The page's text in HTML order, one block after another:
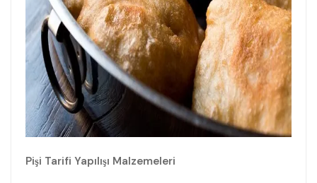
Pişi Tarifi Yapılışı Malzemeleri